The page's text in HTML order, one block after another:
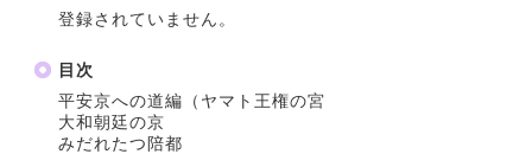
登録されていません。
目次
平安京への道編（ヤマト王権の宮
大和朝廷の京
みだれたつ陪都